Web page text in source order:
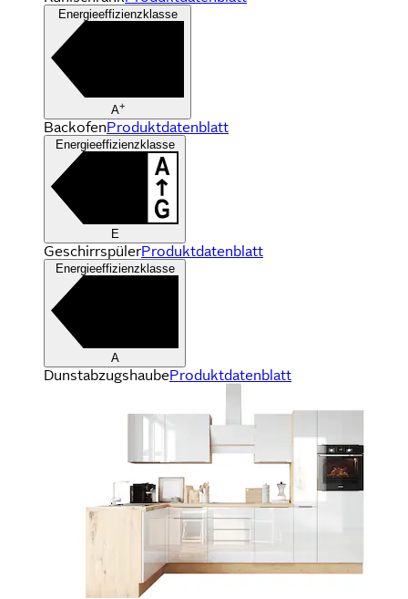
Energieeffizienzklasse
A+
BackofenProduktdatenblatt
Energieeffizienzklasse
E
GeschirrspülerProduktdatenblatt
Energieeffizienzklasse
A
DunstabzugshaubeProduktdatenblatt